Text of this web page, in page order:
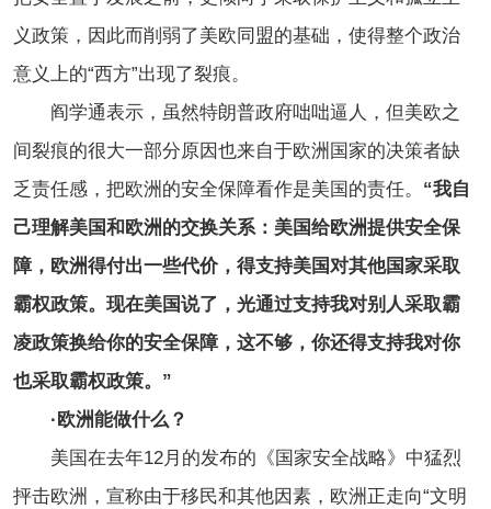
义政策，因此而削弱了美欧同盟的基础，使得整个政治
意义上的“西方”出现了裂痕。
阎学通表示，虽然特朗普政府咄咄逼人，但美欧之
间裂痕的很大一部分原因也来自于欧洲国家的决策者缺
乏责任感，把欧洲的安全保障看作是美国的责任。 “我自
己理解美国和欧洲的交换关系：美国给欧洲提供安全保
障，欧洲得付出一些代价，得支持美国对其他国家采取
霸权政策。现在美国说了，光通过支持我对别人采取霸
凌政策换给你的安全保障，这不够，你还得支持我对你
也采取霸权政策。”
·欧洲能做什么？
美国在去年12月的发布的《国家安全战略》中猛烈
抨击欧洲，宣称由于移民和其他因素，欧洲正走向“文明